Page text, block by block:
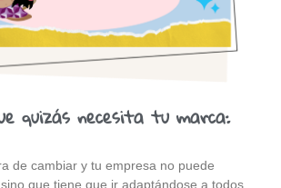
quizás necesita tu marca:
de cambiar y tu empresa no puede
que tiene que ir adaptándose a todos